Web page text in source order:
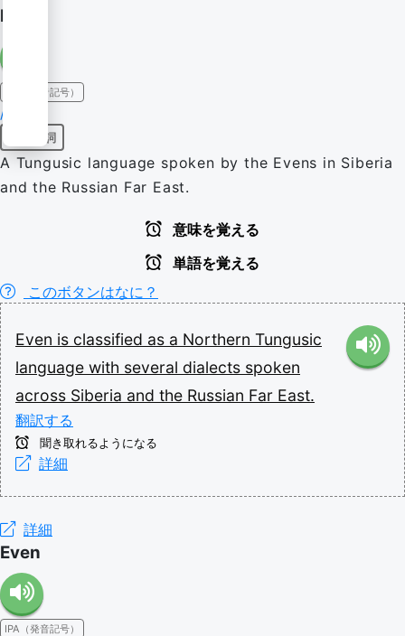
Even
IPA（発音記号）
/əˈvɛn/
固有名詞
A Tungusic language spoken by the Evens in Siberia
and the Russian Far East.
意味を覚える
単語を覚える
このボタンはなに？
Even is classified as a Northern Tungusic
language with several dialects spoken
across Siberia and the Russian Far East.
翻訳する
聞き取れるようになる
詳細
詳細
Even
IPA（発音記号）